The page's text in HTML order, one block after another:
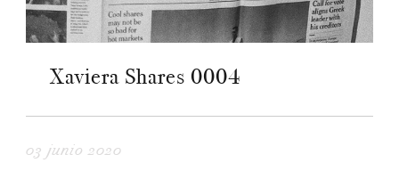
Xaviera Shares 0004
03 junio 2020